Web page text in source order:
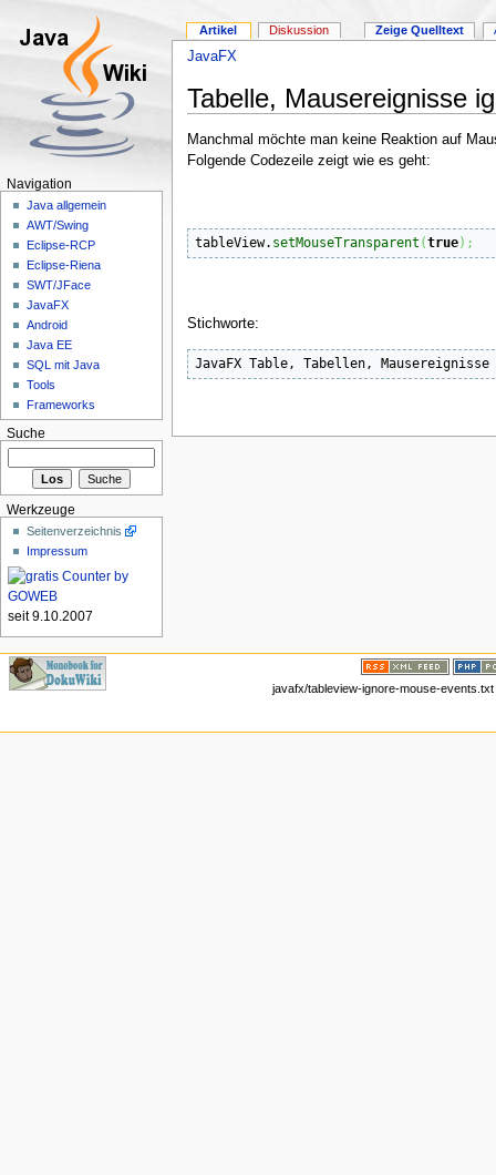
JavaFX
Tabelle, Mausereignisse
Manchmal möchte man keine Reaktion auf
Folgende Codezeile zeigt wie es geht:
tableView. setMouseTransparent (true) ;
Stichworte:
Artikel Diskussion Zeige Quelltext
Navigation
Java allgemein
AWT/Swing
Eclipse-RCP
Eclipse-Riena
SWT/JFace
JavaFX
Android
Java EE
SQL mit Java
Tools
Frameworks
Suche
Werkzeuge
Seitenverzeichnis
Impressum
seit 9.10.2007
javafx/tableview-ignore-mouse-